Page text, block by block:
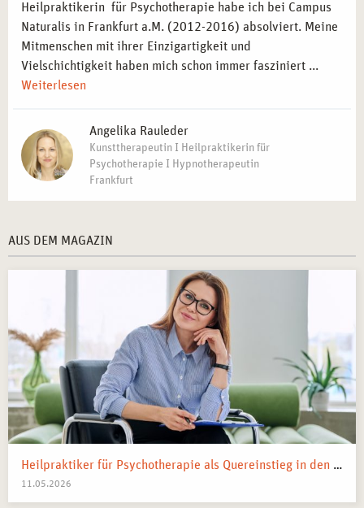
Heilpraktikerin für Psychotherapie habe ich bei Campus
Naturalis in Frankfurt a.M. (2012-2016) absolviert. Meine
Mitmenschen mit ihrer Einzigartigkeit und
Vielschichtigkeit haben mich schon immer fasziniert ...
Weiterlesen
Angelika Rauleder
Kunsttherapeutin I Heilpraktikerin für
Psychotherapie I Hypnotherapeutin
Frankfurt
AUS DEM MAGAZIN
Heilpraktiker für Psychotherapie als Quereinstieg in den Heilberuf
11.05.2026